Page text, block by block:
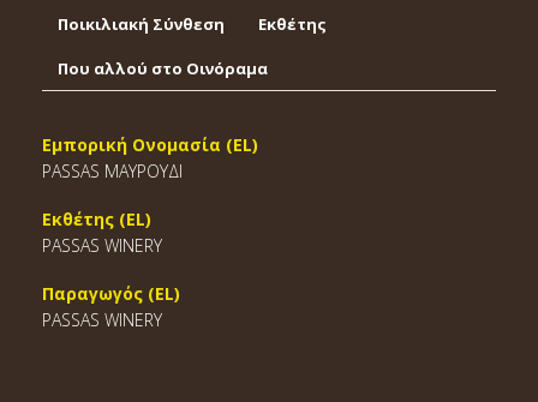
Ποικιλιακή Σύνθεση Εκθέτης
Που αλλού στο Οινόραμα
Εμπορική Ονομασία (EL)
PASSAS ΜΑΥΡΟΥΔΙ
Εκθέτης (EL)
PASSAS WINERY
Παραγωγός (EL)
PASSAS WINERY